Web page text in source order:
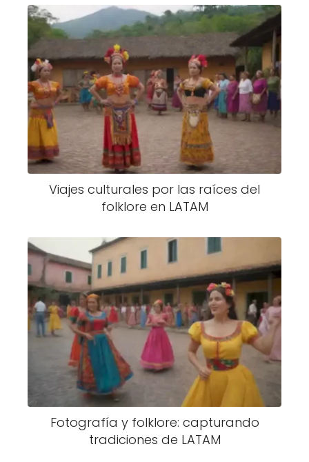
Viajes culturales por las raíces del
folklore en LATAM
Fotografía y folklore: capturando
tradiciones de LATAM